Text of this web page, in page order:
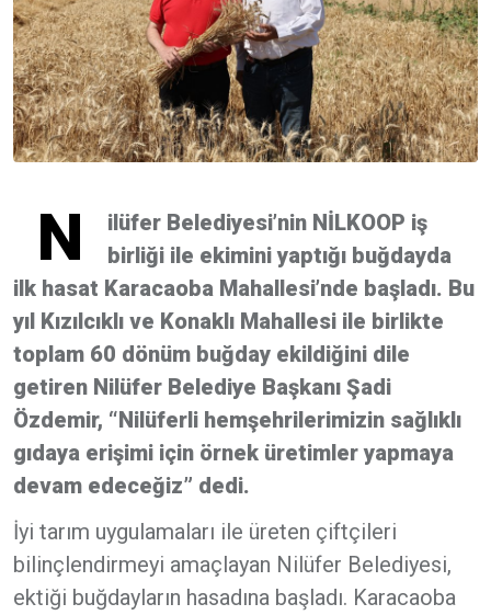
N
ilüfer Belediyesi’nin NİLKOOP iş
birliği ile ekimini yaptığı buğdayda
ilk hasat Karacaoba Mahallesi’nde başladı. Bu
yıl Kızılcıklı ve Konaklı Mahallesi ile birlikte
toplam 60 dönüm buğday ekildiğini dile
getiren Nilüfer Belediye Başkanı Şadi
Özdemir, “Nilüferli hemşehrilerimizin sağlıklı
gıdaya erişimi için örnek üretimler yapmaya
devam edeceğiz” dedi.
İyi tarım uygulamaları ile üreten çiftçileri
bilinçlendirmeyi amaçlayan Nilüfer Belediyesi,
ektiği buğdayların hasadına başladı. Karacaoba